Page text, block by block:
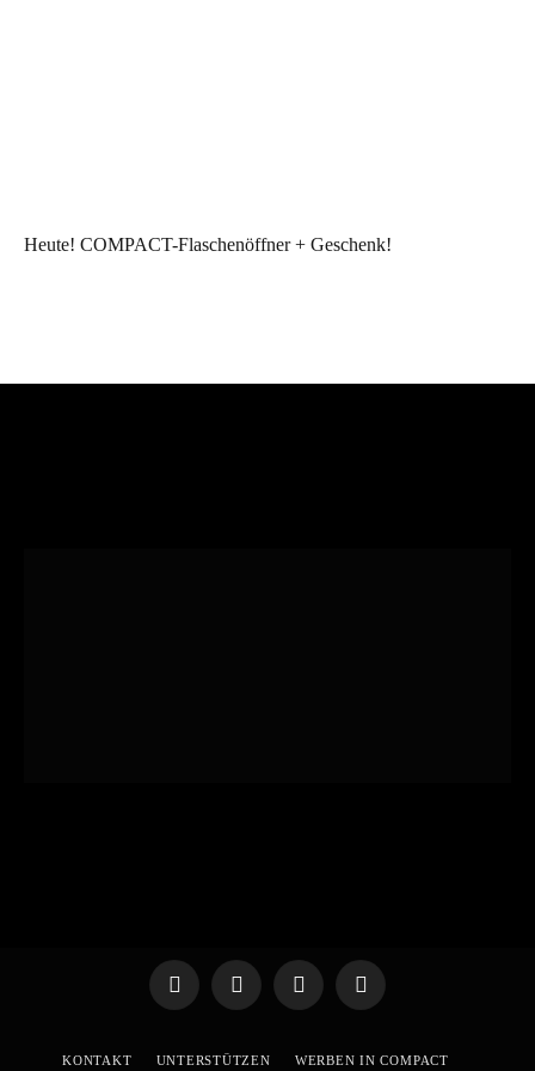
Heute! COMPACT-Flaschenöffner + Geschenk!
TelegramWhatsApp
X
YouTube
KONTAKT UNTERSTÜTZEN WERBEN IN COMPACT